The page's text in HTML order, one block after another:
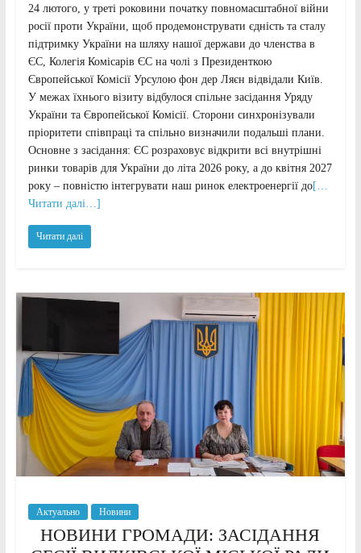
24 лютого, у треті роковини початку повномасштабної війни
росії проти України, щоб продемонструвати єдність та сталу
підтримку України на шляху нашої держави до членства в
ЄС, Колегія Комісарів ЄС на чолі з Президенткою
Європейської Комісії Урсулою фон дер Ляєн відвідали Київ.
У межах їхнього візиту відбулося спільне засідання Уряду
України та Європейської Комісії. Сторони синхронізували
пріоритети співпраці та спільно визначили подальші плани.
Основне з засідання: ЄС розраховує відкрити всі внутрішні
ринки товарів для України до літа 2026 року, а до квітня 2027
року – повністю інтегрувати наш ринок електроенергії до[…
Читати далі…]
Читати далі
Актуально Новини
НОВИНИ ГРОМАДИ: ЗАСІДАННЯ